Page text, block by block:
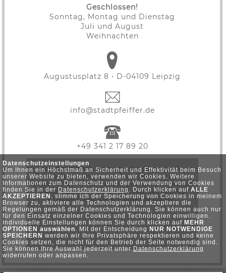
Datenschutzeinstellungen
Um Ihnen ein Höchstmaß an Sicherheit und Effektivität beim Besuch
unserer Website zu bieten, verwenden wir Cookies. Weitere
Informationen zum Datenschutz und der Verwendung von Cookies
finden Sie in der Datenschutzerklärung . Durch klicken auf ALLE
AKZEPTIEREN , stimme ich der Speicherung von Cookies in meinem
Browser zu, aktiviere alle Technologien und akzeptiere die
Regelungen gemäß der Datenschutzerklärung. Sie können auch nur
für den Einsatz einzelner Cookies und Technologien einwilligen.
Individuelle Einstellungen können Sie durch klicken auf MEHR
OPTIONEN auswählen. Mit der Entscheidung NUR NOTWENDIGE
SPEICHERN werden wir Ihre Privatsphäre respektieren und keine
Cookies setzen, die nicht für den Betrieb der Seite notwendig sind.
Sie können Ihre Auswahl jederzeit unter Datenschutzerklärung
widerrufen oder anpassen.
Geschlossen!
Sonntag, Montag und Dienstag
Juli und August
Weihnachten
Augustusplatz 8 • D-04109 Leipzig
info@stadtpfeiffer.de
+49 341 2 17 89 20